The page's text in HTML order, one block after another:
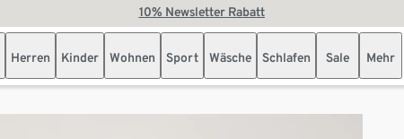
10% Newsletter Rabatt
Herren Kinder Wohnen Sport Wäsche Schlafen Sale Mehr